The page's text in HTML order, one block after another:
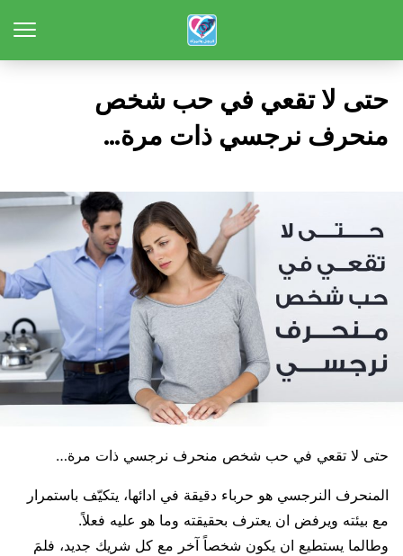
حتى لا تقعي في حب شخص
منحرف نرجسي ذات مرة…
حتى لا تقعي في حب شخص منحرف نرجسي ذات مرة…
المنحرف النرجسي هو حرباء دقيقة في ادائها، يتكيّف باستمرار
مع بيئته ويرفض ان يعترف بحقيقته وما هو عليه فعلاً.
وطالما يستطيع ان يكون شخصاً آخر مع كل شريك جديد، فلمَ